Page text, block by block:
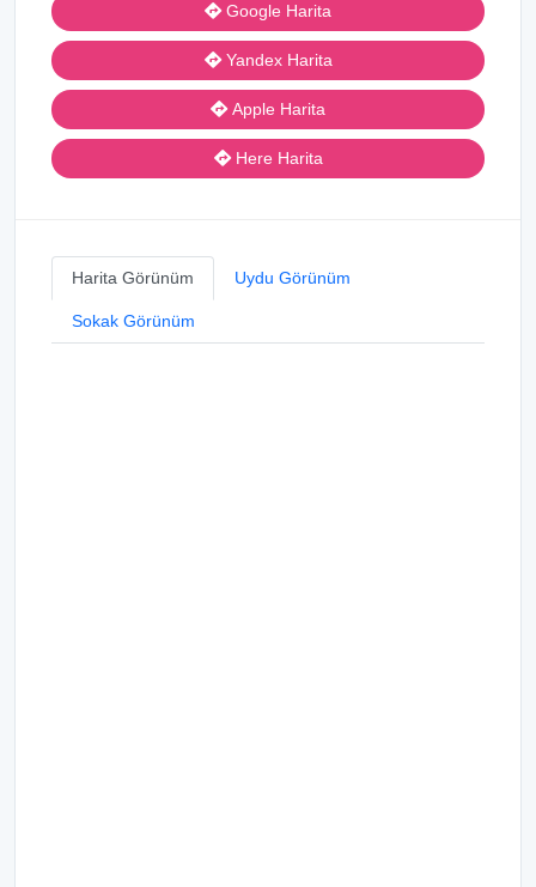
Google Harita
Yandex Harita
Apple Harita
Here Harita
Harita Görünüm Uydu Görünüm
Sokak Görünüm